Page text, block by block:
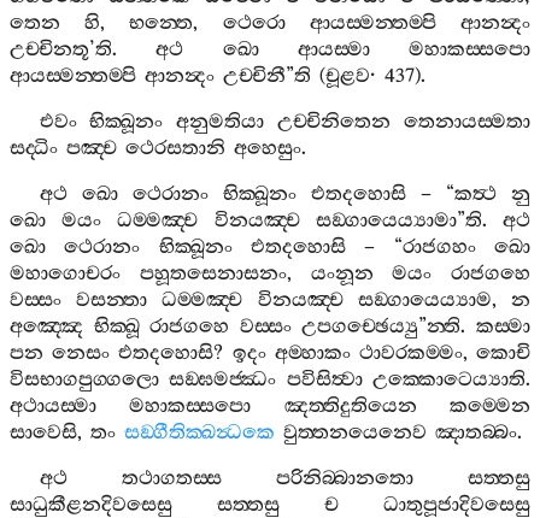
තෙන
හි,භන‍්තෙ, ථෙරො ආයස‍්මන‍්තම‍්පි
ආනන්‍දං
උච‍්චිනතූ’ති.අථ ඛො ආයස‍්මා
මහාකස‍්සපො
ආයස‍්මන‍්තම‍්පි ආනන්‍දං උච‍්චිනී”ති (චූළව· 437).
එවං භික‍්ඛූනං අනුමතියා උච‍්චිනිතෙන
තෙනායස‍්මතා
සද‍්ධිං පඤ‍්ච ථෙරසතානි අහෙසුං.
අථ
ඛො ථෙරානං භික‍්ඛූනං එතදහොසි– “කත්‍ථ
නු
ඛො
මයං ධම‍්මඤ‍්ච විනයඤ‍්ච සඞ‍්ගායෙය්‍යාමා”ති.අථ
ඛො
ථෙරානං භික‍්ඛූනං එතදහොසි – “රාජගහං
ඛො
මහාගොචරං
පහූතසෙනාසනං, යංනූන මයං
රාජගහෙ
වස‍්සං
වසන‍්තා ධම‍්මඤ‍්ච විනයඤ‍්ච සඞ‍්ගායෙය්‍යාම,න
අඤ‍්ඤෙ භික‍්ඛූ රාජගහෙ වස‍්සං උපගච‍්ඡෙය්‍යු”න‍්ති.කස‍්මා
පන නෙසං එතදහොසි? ඉදං අම‍්හාකං ථාවරකම‍්මං,කොචි
විසභාගපුග‍්ගලො සඞ‍්ඝමජ‍්ඣං පවිසිත්‍වා උක‍්කොටෙය්‍යාති.
අථායස‍්මා
මහාකස‍්සපො ඤත‍්තිදුතියෙන
කම‍්මෙන
සාවෙසි, තං සඞ‍්ගීතික‍්ඛන්‍ධකෙ වුත‍්තනයෙනෙව ඤාතබ‍්බං.
අථ
තථාගතස‍්ස පරිනිබ‍්බානතො
සත‍්තසු
සාධුකීළනදිවසෙසු
සත‍්තසු ච
ධාතුපූජාදිවසෙසු